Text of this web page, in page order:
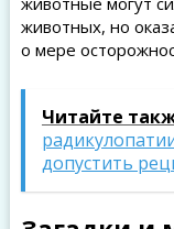
животных, но
о мере
Читайте
допустить